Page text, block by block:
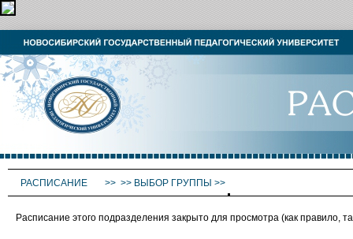
РАСПИСАНИЕ >> >> ВЫБОР ГРУППЫ >>
Расписание этого подразделения закрыто для просмотра (как